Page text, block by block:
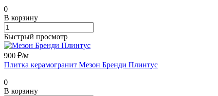
0
В корзину
Быстрый просмотр
900 ₽/м
Плитка керамогранит Мезон Бренди Плинтус
0
В корзину